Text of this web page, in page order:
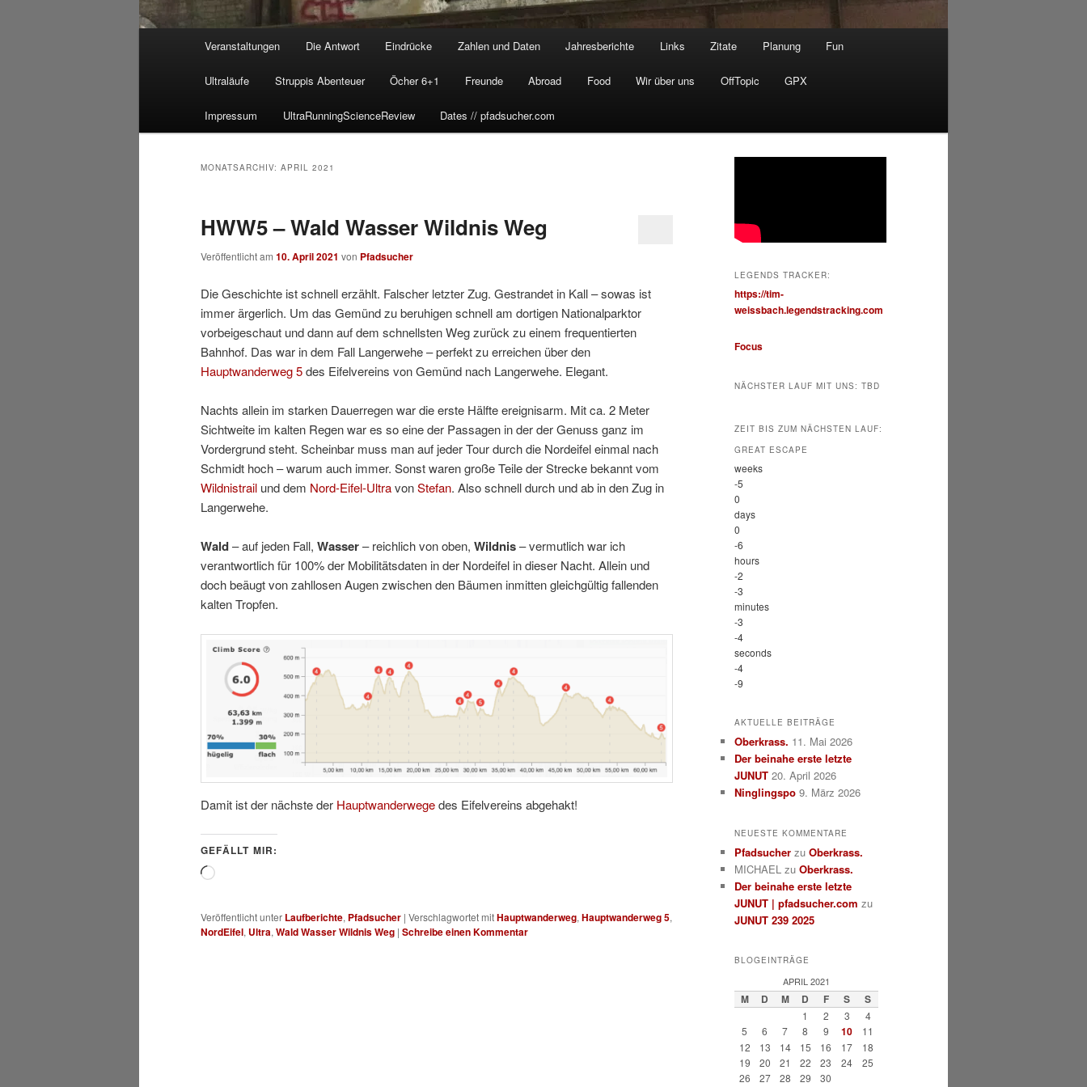
Veranstaltungen Die Antwort Eindrücke Zahlen und Daten Jahresberichte Links Zitate Planung Fun
Ultraläufe Struppis Abenteuer Öcher 6+1 Freunde Abroad Food Wir über uns OffTopic GPX
Impressum UltraRunningScienceReview Dates // pfadsucher.com
MONATSARCHIV: APRIL 2021
HWW5 – Wald Wasser Wildnis Weg
Veröffentlicht am 10. April 2021 von Pfadsucher
Die Geschichte ist schnell erzählt. Falscher letzter Zug. Gestrandet in Kall – sowas ist
immer ärgerlich. Um das Gemünd zu beruhigen schnell am dortigen Nationalparktor
vorbeigeschaut und dann auf dem schnellsten Weg zurück zu einem frequentierten
Bahnhof. Das war in dem Fall Langerwehe – perfekt zu erreichen über den
Hauptwanderweg 5des Eifelvereins von Gemünd nach Langerwehe. Elegant.
Nachts allein im starken Dauerregen war die erste Hälfte ereignisarm. Mit ca. 2 Meter
Sichtweite im kalten Regen war es so eine der Passagen in der der Genuss ganz im
Vordergrund steht. Scheinbar muss man auf jeder Tour durch die Nordeifel einmal nach
Schmidt hoch – warum auch immer. Sonst waren große Teile der Strecke bekannt vom
Wildnistrail und dem Nord-Eifel-UltravonStefan. Also schnell durch und ab in den Zug in
Langerwehe.
Wald– auf jeden Fall, Wasser– reichlich von oben, Wildnis– vermutlich war ich
verantwortlich für 100% der Mobilitätsdaten in der Nordeifel in dieser Nacht. Allein und
doch beäugt von zahllosen Augen zwischen den Bäumen inmitten gleichgültig fallenden
kalten Tropfen.
Damit ist der nächste der Hauptwanderwegedes Eifelvereins abgehakt!
GEFÄLLT MIR:
Wird
Veröffentlicht unter Laufberichte, Pfadsucher | Verschlagwortet mitHauptwanderweg, Hauptwanderweg 5,
NordEifel, Ultra, Wald Wasser Wildnis Weg | Schreibe einen Kommentar
LEGENDS TRACKER:
https://tim-
weissbach.legendstracking.com
Focus
NÄCHSTER LAUF MIT UNS: TBD
ZEIT BIS ZUM NÄCHSTEN LAUF:
GREAT ESCAPE
weeks
-5
0
days
0
-6
hours
-2
-3
minutes
-3
-4
seconds
-4
-9
AKTUELLE BEITRÄGE
Oberkrass. 11. Mai 2026
Der beinahe erste letzte
JUNUT 20. April 2026
Ninglingspo 9. März 2026
NEUESTE KOMMENTARE
Pfadsucher zu Oberkrass.
MICHAEL zu Oberkrass.
Der beinahe erste letzte
JUNUT | pfadsucher.com zu
JUNUT 239 2025
BLOGEINTRÄGE
APRIL 2021
M D M D F S S
1 2 3
4
5
6 7 8 9 10
11
12
13 14 15 16 17
18
19
20 21 22 23 24
25
26
27 28 29 30